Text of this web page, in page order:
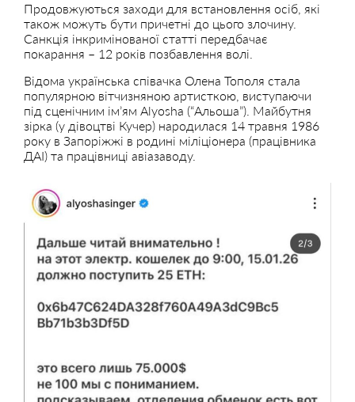
Продовжуються заходи для встановлення осіб, які
також можуть бути причетні до цього злочину.
Санкція інкримінованої статті передбачає
покарання – 12 років позбавлення волі.
Відома українська співачка Олена Тополя стала
популярною вітчизняною артисткою, виступаючи
під сценічним ім’ям Alyosha (“Альоша”). Майбутня
зірка (у дівоцтві Кучер) народилася 14 травня 1986
року в Запоріжжі в родині міліціонера (працівника
ДАІ) та працівниці авіазаводу.